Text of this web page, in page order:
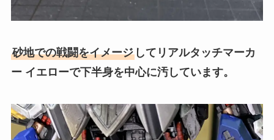
砂地での戦闘をイメージしてリアルタッチマーカ
ー イエローで下半身を中心に汚しています。